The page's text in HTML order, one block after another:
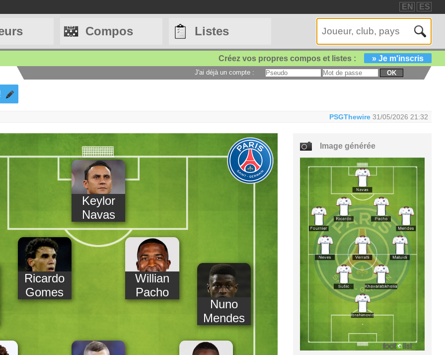
EN ES
Compos Listes
Créez vos propres compos et listes : » Je m'inscris
J'ai déjà un compte : OK
PSGThewire 31/05/2026 21:32
Keylor
Navas
Ricardo
Gomes
Willian
Pacho
Nuno
Mendes
Image générée